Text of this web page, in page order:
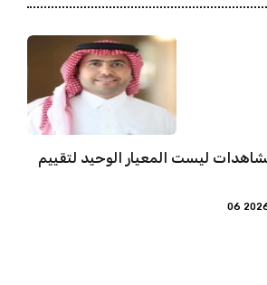
ليست المعيار الوحيد لتقييم